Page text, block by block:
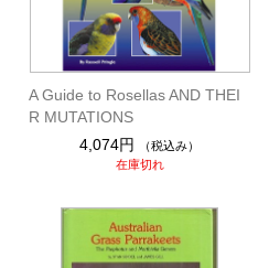
A Guide to Rosellas AND THEI
R MUTATIONS
4,074円
（税込み）
在庫切れ